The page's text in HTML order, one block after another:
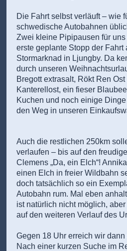
Die Fahrt selbst verläuft – wie
schwedische Autobahnen
Zwei kleine Pipipausen für
erste geplante Stopp der Fahrt
Stormarknad in Ljungby. Da
durch unseren
Bregott extrasalt, Rökt Ren
Kanterellost, ein fieser
Kuchen und noch einige
den Weg in unseren
Auch die restlichen 250km
verlaufen – bis auf den
Clemens „Da, ein Elch“!
einen Elch in freier Wildbahn
doch tatsächlich so ein
Autobahn rum. Mal eben
ist natürlich nicht möglich,
auf den weiteren Verlauf des
Gegen 18 Uhr erreich wir
Nach einer kurzen Suche im